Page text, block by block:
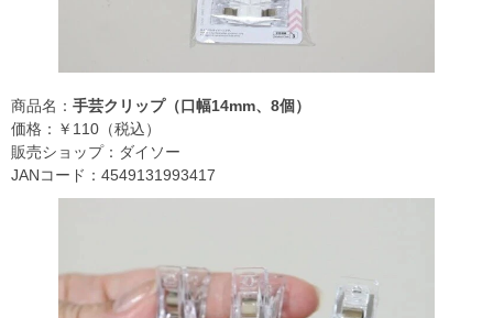
商品名： 手芸クリップ（口幅14mm、8個）
価格：￥110（税込）
販売ショップ：ダイソー
JANコード：4549131993417